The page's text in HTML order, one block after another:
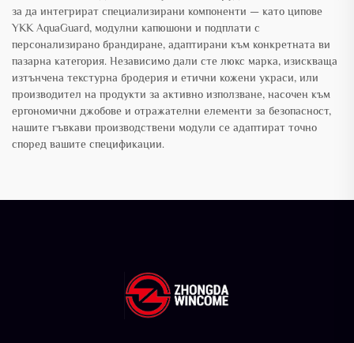
за да интегрират специализирани компоненти — като ципове
YKK AquaGuard, модулни капюшони и подплати с
персонализирано брандиране, адаптирани към конкретната ви
пазарна категория. Независимо дали сте люкс марка, изискваща
изтънчена текстурна бродерия и етични кожени украси, или
производител на продукти за активно използване, насочен към
ергономични джобове и отражателни елементи за безопасност,
нашите гъвкави производствени модули се адаптират точно
според вашите спецификации.